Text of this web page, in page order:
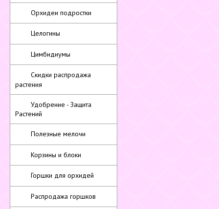
Орхидеи подростки
Целогины
Цимбидиумы
Скидки распродажа
растения
Удобрение - Защита
Растений
Полезные мелочи
Корзины и блоки
Горшки для орхидей
Распродажа горшков